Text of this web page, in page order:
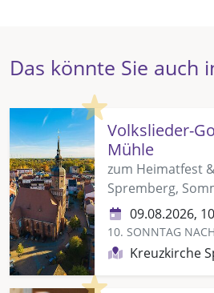
Das könnte Sie auch
Highlight
Volkslieder-
Mühle
zum Heimatfest
Spremberg,
09.08.2026,
Kreuzkirche
Highlight